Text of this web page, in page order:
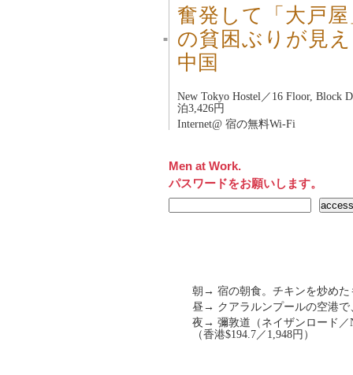
■
奮発して「大戸
の貧困ぶりが見
中国
New Tokyo Hostel／16 Floor, Block
泊3,426円
Internet@ 宿の無料Wi-Fi
Men at Work.
パスワードをお願いします。
朝→ 宿の朝食。チキンを炒めた
昼→ クアラルンプールの空港で
夜→ 彌敦道（ネイザンロード／
（香港$194.7／1,948円）